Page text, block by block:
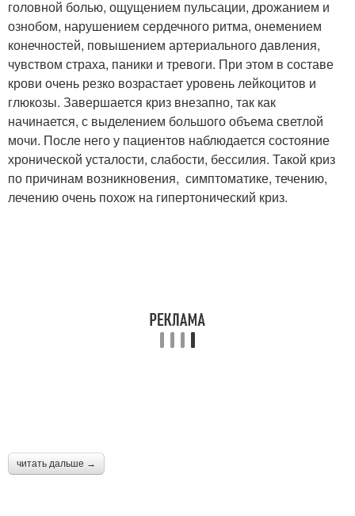
головной болью, ощущением пульсации, дрожанием и
ознобом, нарушением сердечного ритма, онемением
конечностей, повышением артериального давления,
чувством страха, паники и тревоги. При этом в составе
крови очень резко возрастает уровень лейкоцитов и
глюкозы. Завершается криз внезапно, так как
начинается, с выделением большого объема светлой
мочи. После него у пациентов наблюдается состояние
хронической усталости, слабости, бессилия. Такой криз
по причинам возникновения, симптоматике, течению,
лечению очень похож на гипертонический криз.
читать дальше →